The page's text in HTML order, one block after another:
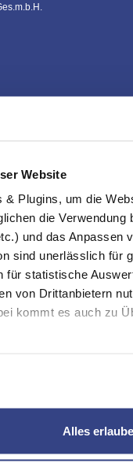
Website
Plugins, um die
die
und das Anpassen
sind unerlässlich für
für statistische
von Drittanbietern
kommt es auch zu
Alles